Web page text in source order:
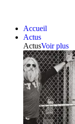
Accueil
Actus
ActusVoir plus